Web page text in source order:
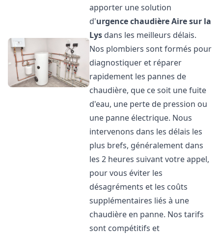
apporter une solution
d'urgence chaudièreAire sur la
Lys dans les meilleurs délais.
Nos plombiers sont formés pour
diagnostiquer et réparer
rapidement les pannes de
chaudière, que ce soit une fuite
d'eau, une perte de pression ou
une panne électrique. Nous
intervenons dans les délais les
plus brefs, généralement dans
les 2 heures suivant votre appel,
pour vous éviter les
désagréments et les coûts
supplémentaires liés à une
chaudière en panne. Nos tarifs
sont compétitifs et